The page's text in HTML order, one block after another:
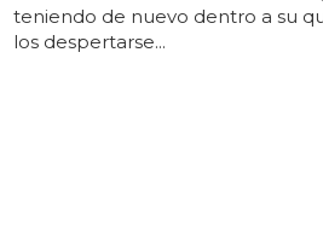
teniendo de nuevo dentro a su
los despertarse...